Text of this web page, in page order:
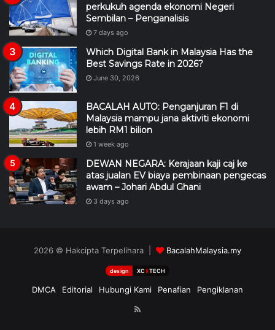
perkukuh agenda ekonomi Negeri
Sembilan – Penganalisis
7 days ago
Which Digital Bank in Malaysia Has the
Best Savings Rate in 2026?
June 30, 2026
BACALAH AUTO: Penganjuran F1 di
Malaysia mampu jana aktiviti ekonomi
lebih RM1 bilion
1 week ago
DEWAN NEGARA: Kerajaan kaji caj ke
atas jualan EV biaya pembinaan pengecas
awam – Johari Abdul Ghani
3 days ago
2026 © Hakcipta Terpelihara | BacalahMalaysia.my
design XCIITECH
DMCA Editorial Hubungi Kami Penafian
Pengiklanan